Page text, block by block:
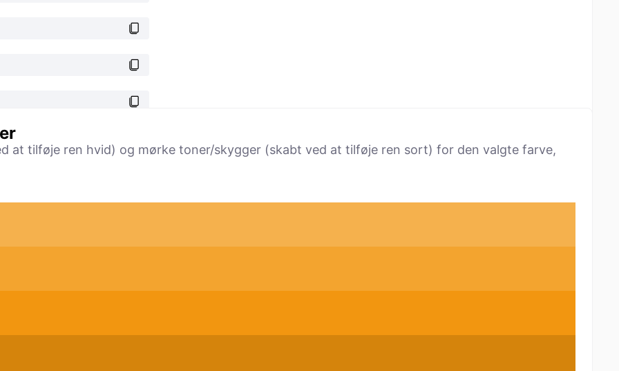
at tilføje ren hvid) og mørke toner/skygger (skabt ved at tilføje ren sort) for den valgte farve,